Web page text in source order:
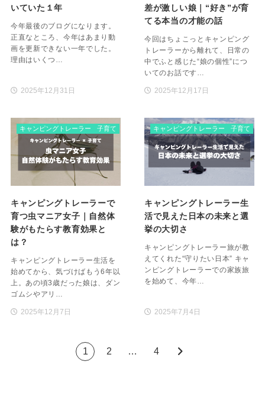
いていた１年
今年最後のブログになります。
正直なところ、今年はあまり動
画を更新できない一年でした。
理由はいくつ…
2025年12月31日
差が激しい娘｜“好き”が育
てる本当の才能の話
今回はちょこっとキャンピング
トレーラーから離れて、日常の
中でふと感じた“娘の個性”につ
いてのお話です…
2025年12月17日
キャンピングトレーラーで
育つ虫マニア女子｜自然体
験がもたらす教育効果と
は？
キャンピングトレーラー生活を
始めてから、気づけばもう6年以
上。あの頃3歳だった娘は、ダン
ゴムシやアリ…
2025年12月7日
キャンピングトレーラー 子育て
キャンピングトレーラー生
活で見えた日本の未来と選
挙の大切さ
キャンピングトレーラー旅が教
えてくれた“守りたい日本” キャ
ンピングトレーラーでの家族旅
を始めて、今年…
2025年7月4日
キャンピングトレーラー 子育て
1 2 … 4